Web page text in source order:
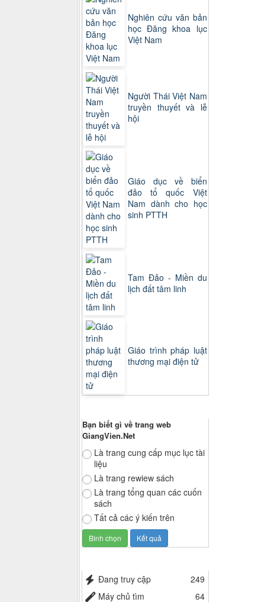
Nghiên cứu văn bản
học Đăng khoa lục
Việt Nam
Người Thái Việt Nam
truyền thuyết và lễ
hội
Giáo dục về biển
đảo tổ quốc Việt
Nam dành cho học
sinh PTTH
Tam Đảo - Miền du
lịch đất tâm linh
Giáo trình pháp luật
thương mại điện tử
Bạn biết gì về trang web
GiangVien.Net
Là trang cung cấp mục lục tài
liệu
Là trang rewiew sách
Là trang tổng quan các cuốn
sách
Tất cả các ý kiến trên
Đang truy cập
249
Máy chủ tìm
64